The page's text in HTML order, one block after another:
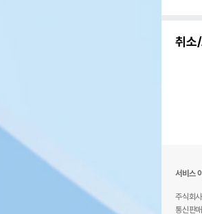
취소
서비스
주식회
통신판